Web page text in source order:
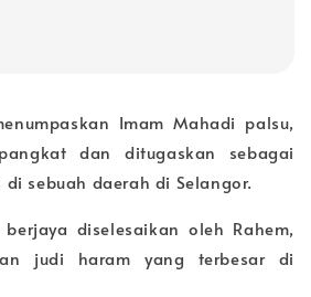
Imam Mahadi palsu,
dan ditugaskan sebagai
sebuah daerah di Selangor.
diselesaikan oleh Rahem,
judi haram yang terbesar di